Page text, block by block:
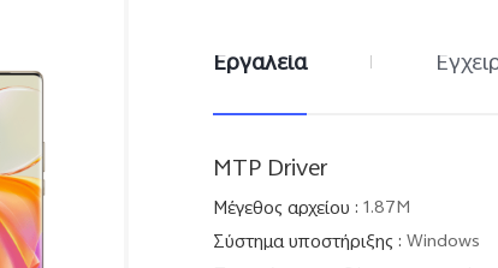
Εργαλεία
MTP Driver
Μέγεθος αρχείου : 1.87M
Σύστημα υποστήριξης : Windows